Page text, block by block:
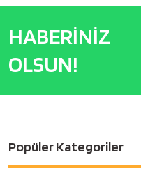
HABERİNİZ
OLSUN!
Popüler Kategoriler